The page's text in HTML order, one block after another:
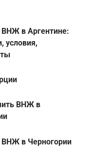
ВНЖ в Аргентине:
условия,
ВНЖ в
ВНЖ в Черногории